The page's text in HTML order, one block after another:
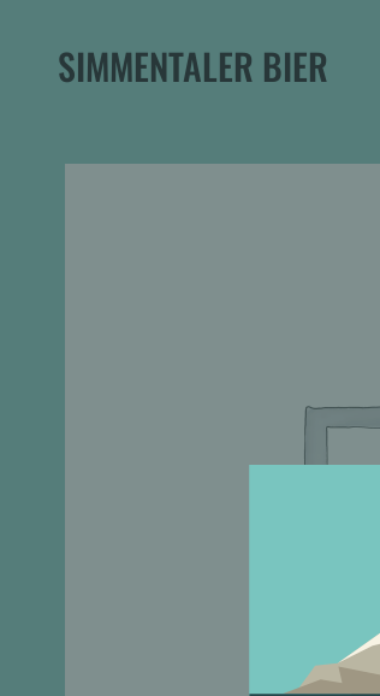
SIMMENTALER BIER